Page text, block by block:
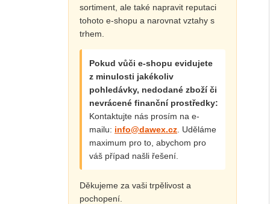
sortiment, ale také napravit reputaci
tohoto e-shopu a narovnat vztahy s
trhem.
Pokud vůči e-shopu evidujete
z minulosti jakékoliv
pohledávky, nedodané zboží či
nevrácené finanční prostředky:
Kontaktujte nás prosím na e-
mailu: info@dawex.cz . Uděláme
maximum pro to, abychom pro
váš případ našli řešení.
Děkujeme za vaši trpělivost a
pochopení.